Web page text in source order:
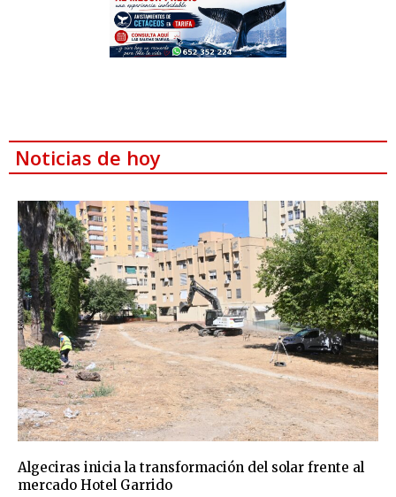
Noticias de hoy
Algeciras inicia la transformación del solar frente al
mercado Hotel Garrido